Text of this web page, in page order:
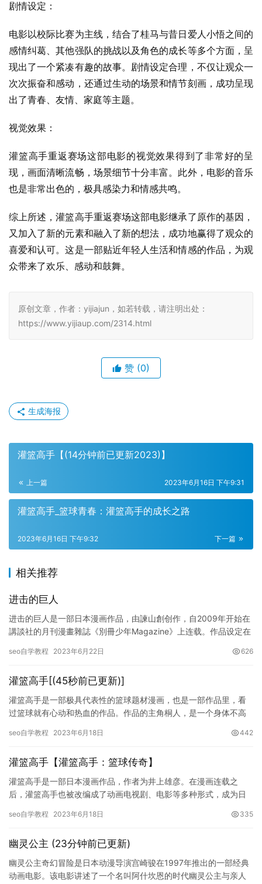
剧情设定：
电影以校际比赛为主线，结合了桂马与昔日爱人小悟之间的
感情纠葛、其他强队的挑战以及角色的成长等多个方面，呈
现出了一个紧凑有趣的故事。剧情设定合理，不仅让观众一
次次振奋和感动，还通过生动的场景和情节刻画，成功呈现
出了青春、友情、家庭等主题。
视觉效果：
灌篮高手重返赛场这部电影的视觉效果得到了非常好的呈
现，画面清晰流畅，场景细节十分丰富。此外，电影的音乐
也是非常出色的，极具感染力和情感共鸣。
综上所述，灌篮高手重返赛场这部电影继承了原作的基因，
又加入了新的元素和融入了新的想法，成功地赢得了观众的
喜爱和认可。这是一部贴近年轻人生活和情感的作品，为观
众带来了欢乐、感动和鼓舞。
原创文章，作者：yijiajun，如若转载，请注明出处：
https://www.yijiaup.com/2314.html
赞 (0)
生成海报
灌篮高手【(14分钟前已更新2023)】
上一篇 2023年6月16日 下午9:31
灌篮高手_篮球青春：灌篮高手的成长之路
下一篇
2023年6月16日 下午9:32
相关推荐
进击的巨人
进击的巨人是一部日本漫画作品，由諫山創创作，自2009年开始在
講談社的月刊漫畫雜誌《別冊少年Magazine》上连载。作品设定在
seo自学教程 2023年6月22日 626
灌篮高手[(45秒前已更新)]
灌篮高手是一部极具代表性的篮球题材漫画，也是一部作品里，看
过篮球就有心动和热血的作品。作品的主角桐人，是一个身体不高
同样具…
seo自学教程 2023年6月18日 442
灌篮高手【灌篮高手：篮球传奇】
灌篮高手是一部日本漫画作品，作者为井上雄彦。在漫画连载之
后，灌篮高手也被改编成了动画电视剧、电影等多种形式，成为日
品，于20…
seo自学教程 2023年6月18日 335
幽灵公主 (23分钟前已更新)
幽灵公主奇幻冒险是日本动漫导演宫崎骏在1997年推出的一部经典
动画电影。该电影讲述了一个名叫阿什坎恩的时代幽灵公主与亲人